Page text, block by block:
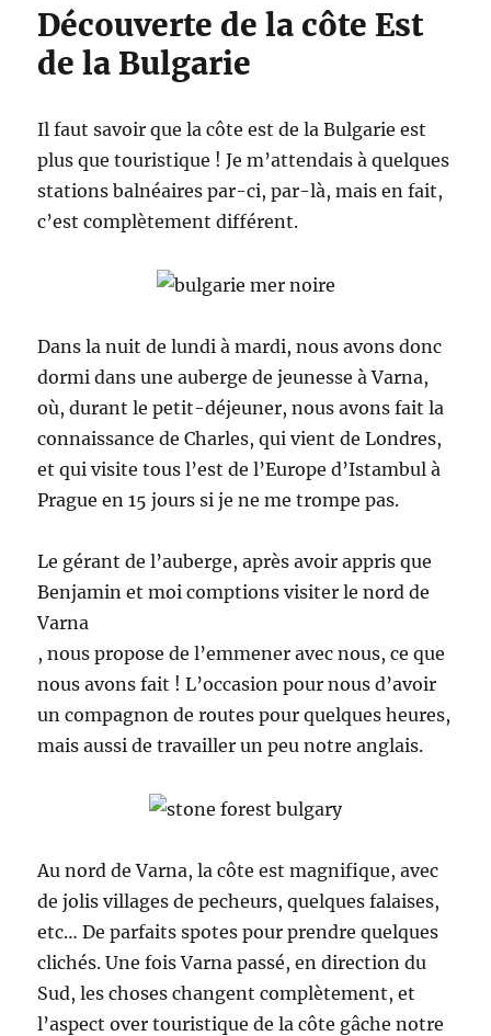
Découverte de la côte Est
de la Bulgarie
Il faut savoir que la côte est de la Bulgarie est
plus que touristique ! Je m’attendais à quelques
stations balnéaires par-ci, par-là, mais en fait,
c’est complètement différent.
Dans la nuit de lundi à mardi, nous avons donc
dormi dans une auberge de jeunesse à Varna,
où, durant le petit-déjeuner, nous avons fait la
connaissance de Charles, qui vient de Londres,
et qui visite tous l’est de l’Europe d’Istambul à
Prague en 15 jours si je ne me trompe pas.
Le gérant de l’auberge, après avoir appris que
Benjamin et moi comptions visiter le nord de
Varna
, nous propose de l’emmener avec nous, ce que
nous avons fait ! L’occasion pour nous d’avoir
un compagnon de routes pour quelques heures,
mais aussi de travailler un peu notre anglais.
Au nord de Varna, la côte est magnifique, avec
de jolis villages de pecheurs, quelques falaises,
etc… De parfaits spotes pour prendre quelques
clichés. Une fois Varna passé, en direction du
Sud, les choses changent complètement, et
l’aspect over touristique de la côte gâche notre